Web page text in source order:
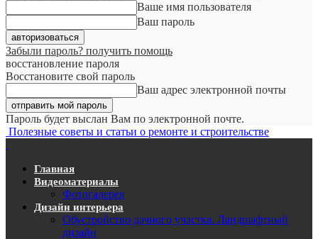
Ваше имя пользователя
Ваш пароль
Забыли пароль? получить помощь
восстановление пароля
Восстановите свой пароль
Ваш адрес электронной почты
Пароль будет выслан Вам по электронной почте.
Полезные советы и статьи о ремонте и строительстве
Главная
Видеоматериалы
Фотогалерея
Дизайн интерьера
Обустройство дачного участка. Ландшафтный
дизайн